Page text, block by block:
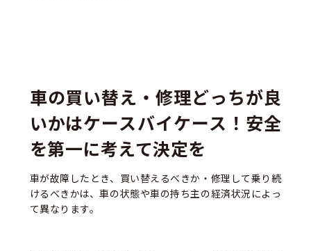
車の買い替え・修理どっちが良
いかはケースバイケース！安全
を第一に考えて決定を
車が故障したとき、買い替えるべきか・修理して乗り続
けるべきかは、車の状態や車の持ち主の経済状況によっ
て異なります。